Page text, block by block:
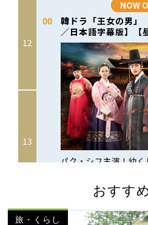
おすす
旅・くらし